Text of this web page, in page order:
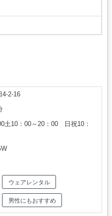
4-2-16
土10：00～20：00 日祝10：
ウェアレンタル
男性にもおすすめ